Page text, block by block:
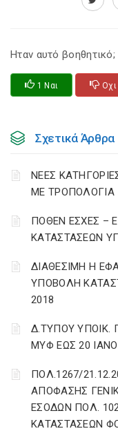
Ηταν αυτό βοηθητικό;
1 Ναι Οχι
Σχετικά Άρθρα
ΝΕΕΣ
ΜΕ ΤΡΟΠΟΛΟΓΙΑ
ΠΟΘΕΝ ΕΣΧΕΣ –
ΚΑΤΑΣΤΑΣΕΩΝ
ΔΙΑΘΕΣΙΜΗ Η
ΥΠΟΒΟΛΗ
2018
Δ.ΤΥΠΟΥ ΥΠΟΙΚ.
ΜΥΦ ΕΩΣ 20
ΠΟΛ.1267/
ΑΠΟΦΑΣΗΣ
ΕΣΟΔΩΝ ΠΟΛ.
ΚΑΤΑΣΤΑΣΕΩΝ